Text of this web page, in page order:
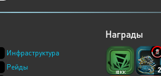
Инфраструктура
Рейды
Награды
2